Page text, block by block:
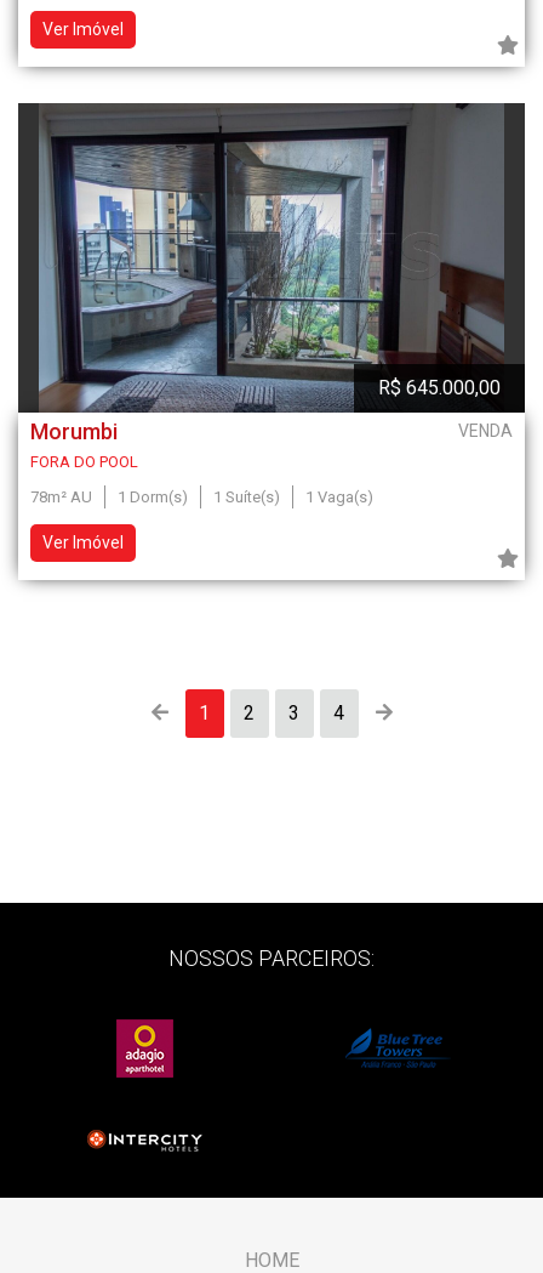
Ver Imóvel
Morumbi VENDA
R$ 645.000,00
FORA DO POOL
78m² AU
1 Dorm(s) 1 Suíte(s) 1 Vaga(s)
Ver Imóvel
1 2 3 4
NOSSOS PARCEIROS:
HOME